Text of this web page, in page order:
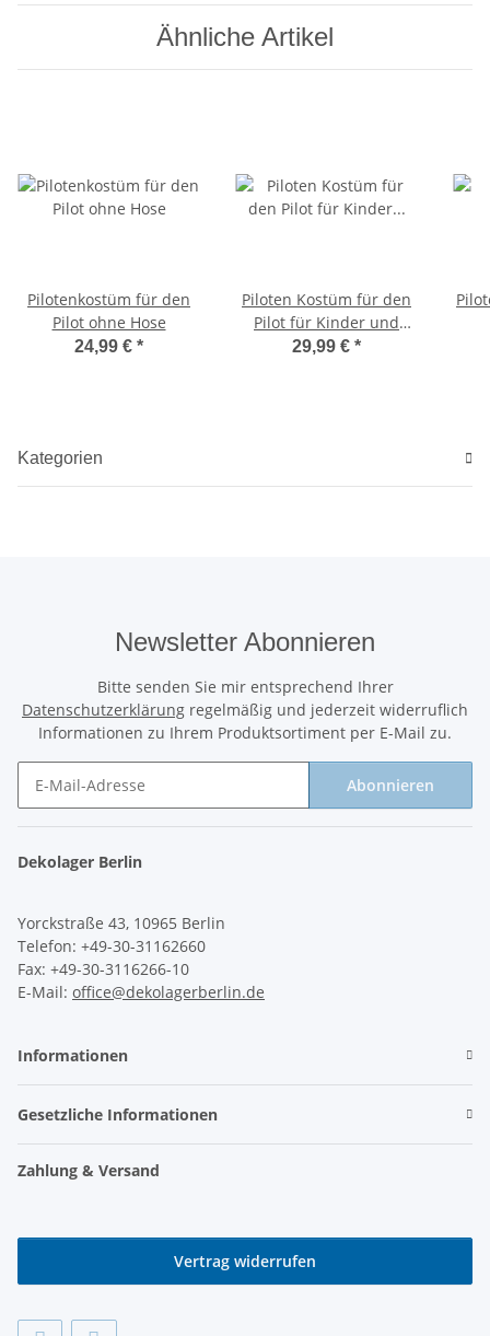
Ähnliche Artikel
Pilotenkostüm für den
Pilot ohne Hose
24,99 € *
Piloten Kostüm für den
Pilot für Kinder und
Jugendliche
29,99 € *
Kategorien
Newsletter Abonnieren
Bitte senden Sie mir entsprechend Ihrer
Datenschutzerklärung regelmäßig und jederzeit widerruflich
Informationen zu Ihrem Produktsortiment per E-Mail zu.
Abonnieren
Dekolager Berlin
Yorckstraße 43, 10965 Berlin
Telefon: +49-30-31162660
Fax: +49-30-3116266-10
E-Mail: office@dekolagerberlin.de
Informationen
Gesetzliche Informationen
Zahlung & Versand
Vertrag widerrufen